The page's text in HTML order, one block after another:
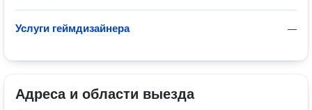
—
Услуги геймдизайнера
Адреса и области выезда